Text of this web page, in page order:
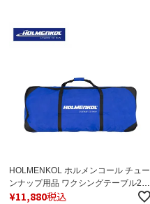
HOLMENKOL ホルメンコール チュー
ンナップ用品 ワクシングテーブル2.0
専用ケース /20488
¥11,880税込